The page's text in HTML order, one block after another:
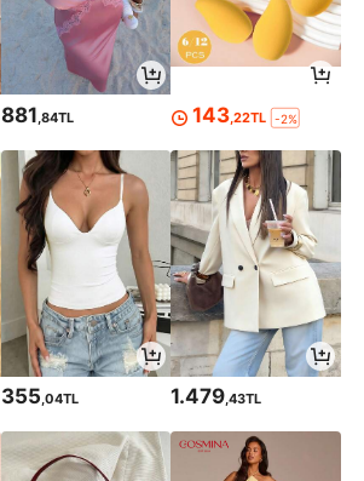
881 ,84TL 143,22TL -2%
355,04TL 1.479,43TL